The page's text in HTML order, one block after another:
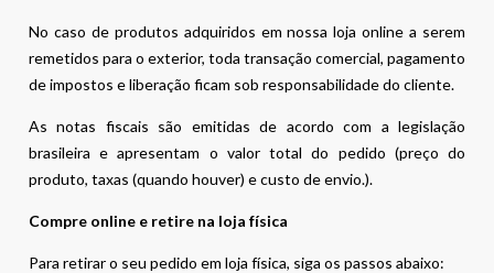
No caso de produtos adquiridos em nossa loja online a serem
remetidos para o exterior, toda transação comercial, pagamento
de impostos e liberação ficam sob responsabilidade do cliente.
As notas fiscais são emitidas de acordo com a legislação
brasileira e apresentam o valor total do pedido (preço do
produto, taxas (quando houver) e custo de envio.).
Compre online e retire na loja física
Para retirar o seu pedido em loja física, siga os passos abaixo: